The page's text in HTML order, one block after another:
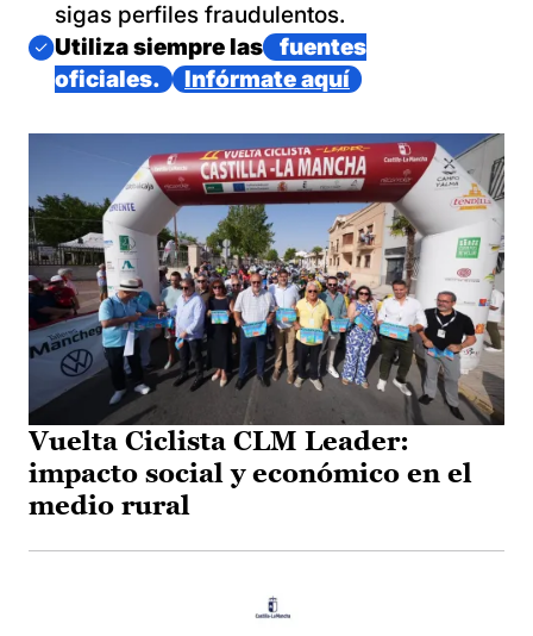
sigas perfiles fraudulentos.
Imagen
Utiliza siempre las
fuentes
oficiales.
Infórmate aquí
Vuelta Ciclista CLM Leader:
impacto social y económico en el
medio rural